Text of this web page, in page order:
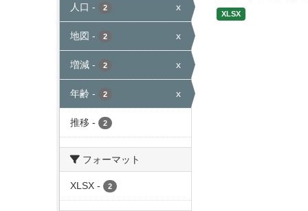
人口 - 2 x
地図 - 2 x
増減 - 2 x
年齢 - 2 x
推移 - 2
フォーマット
XLSX - 2
XLSX